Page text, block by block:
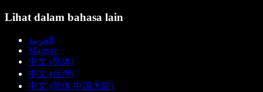
Lihat dalam bahasa lain
العربية
Magyar
中文 (简体)
中文 (台灣)
中文 (简体 中国大陆)